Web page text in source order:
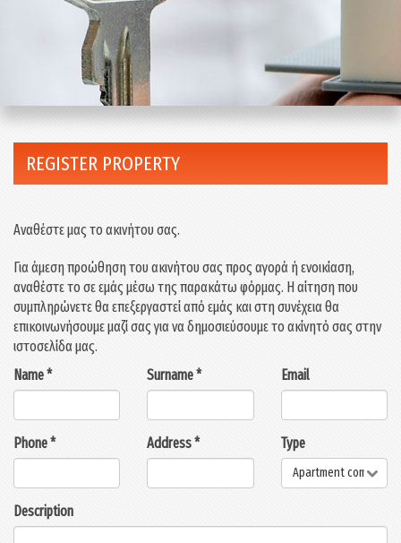
REGISTER PROPERTY
Αναθέστε μας το ακινήτου σας.
Για άμεση προώθηση του ακινήτου σας προς αγορά ή ενοικίαση,
αναθέστε το σε εμάς μέσω της παρακάτω φόρμας. Η αίτηση που
συμπληρώνετε θα επεξεργαστεί από εμάς και στη συνέχεια θα
επικοινωνήσουμε μαζί σας για να δημοσιεύσουμε το ακίνητό σας στην
ιστοσελίδα μας.
Name *
Surname * Email
Phone * Address * Type
Apartment complex
Description